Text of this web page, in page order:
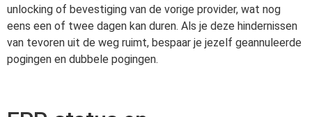
unlocking of bevestiging van de vorige provider, wat nog
eens een of twee dagen kan duren. Als je deze hindernissen
van tevoren uit de weg ruimt, bespaar je jezelf geannuleerde
pogingen en dubbele pogingen.